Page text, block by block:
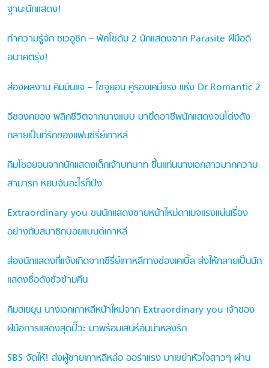
ฐานะนักแสดง!
ทำความรู้จัก ชเวอูชิก – พัคโซดัม 2 นักแสดงจาก Parasite ฝีมือดี
อนาคตรุ่ง!
ส่องผลงาน คิมมินแจ – โซจูยอน คู่รองเคมีแรง แห่ง Dr.Romantic 2
อีซองคยอง พลิกชีวิตจากนางแบบ มายึดอาชีพนักแสดงจนโด่งดัง
กลายเป็นที่รักของแฟนซีรี่ย์เกาหลี
คิมโซฮยอนจากนักแสดงเด็กเจ้าบทบาท ขึ้นแท่นนางเอกสาวมากความ
สามารถ หยิบจับอะไรก็ปัง
Extraordinary you ขนนักแสดงชายหน้าใหม่ดาเมจแรงแน่นเรื่อง
อย่างกับสมาชิกบอยแบนด์เกาหลี
ส่องนักแสดงที่แจ้งเกิดจากซีรี่ย์เกาหลีทางช่องเคเบิ้ล ส่งให้กลายเป็นนัก
แสดงชื่อดังชั่วข้ามคืน
คิมฮเยยุน นางเอกเกาหลีหน้าใหม่จาก Extraordinary you เจ้าของ
ฝีมือการแสดงสุดปั๊วะ มาพร้อมเสน่ห์อันน่าหลงรัก
SBS จัดให้! ส่งผู้ชายเกาหลีหล่อ ออร่าแรง มาเขย่าหัวใจสาวๆ ผ่าน